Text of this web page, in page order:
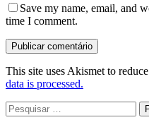
Save my name, email, and
time I comment.
This site uses Akismet to
data is processed.
Pesquisar
por: